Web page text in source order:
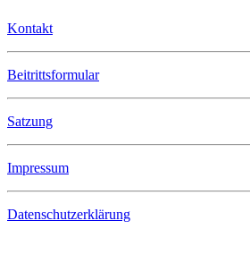
Kontakt
Beitrittsformular
Satzung
Impressum
Datenschutzerklärung